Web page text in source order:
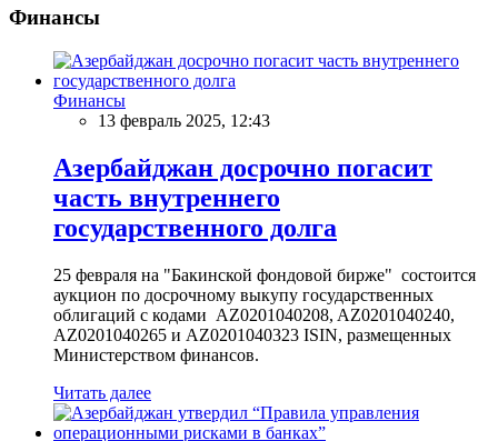
Финансы
Финансы
13 февраль 2025, 12:43
Азербайджан досрочно погасит
часть внутреннего
государственного долга
25 февраля на "Бакинской фондовой бирже" состоится
аукцион по досрочному выкупу государственных
облигаций с кодами AZ0201040208, AZ0201040240,
AZ0201040265 и AZ0201040323 ISIN, размещенных
Министерством финансов.
Читать далее